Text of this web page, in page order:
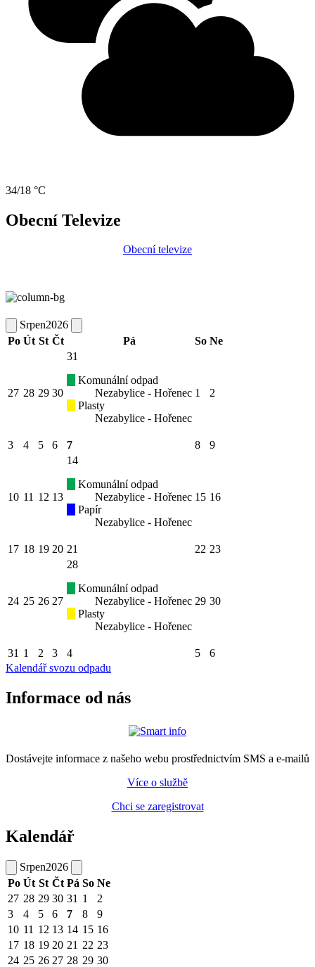
34/18 °C
Obecní Televize
Obecní televize
Srpen2026
Po Út St Čt Pá So Ne
27 28 29 30
31
Komunální odpad
Nezabylice - Hořenec
Plasty
Nezabylice - Hořenec
1 2
3 4 5 6 7 8 9
10 11 12 13
14
Komunální odpad
Nezabylice - Hořenec
Papír
Nezabylice - Hořenec
15 16
17 18 19 20 21 22 23
24 25 26 27
28
Komunální odpad
Nezabylice - Hořenec
Plasty
Nezabylice - Hořenec
29 30
31 1 2 3 4 5
6
Kalendář svozu odpadu
Informace od nás
Dostávejte informace z našeho webu prostřednictvím SMS a e-mailů
Více o službě
Chci se zaregistrovat
Kalendář
Srpen2026
Po Út St Čt Pá So Ne
27 28 29 30 31 1
2
3
4 5 6 7 8
9
10 11 12 13 14 15 16
17 18 19 20 21 22 23
24 25 26 27 28 29 30